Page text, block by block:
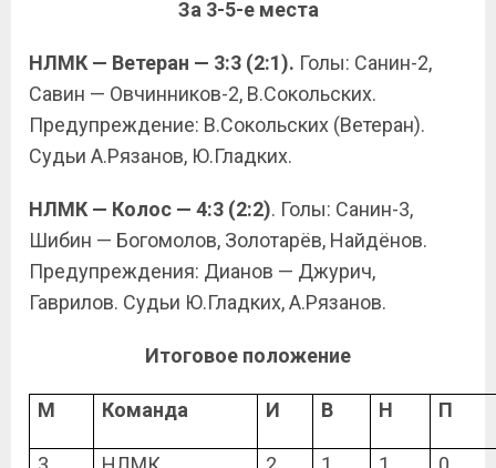
За 3-5-е места
НЛМК — Ветеран — 3:3 (2:1). Голы: Санин-2,
Савин — Овчинников-2, В.Сокольских.
Предупреждение: В.Сокольских (Ветеран).
Судьи А.Рязанов, Ю.Гладких.
НЛМК — Колос — 4:3 (2:2). Голы: Санин-3,
Шибин — Богомолов, Золотарёв, Найдёнов.
Предупреждения: Дианов — Джурич,
Гаврилов. Судьи Ю.Гладких, А.Рязанов.
Итоговое положение
М Команда И В Н П